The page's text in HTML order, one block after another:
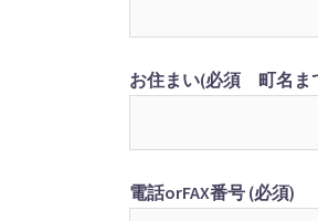
お住まい(必須 町名ま
電話orFAX番号 (必須)